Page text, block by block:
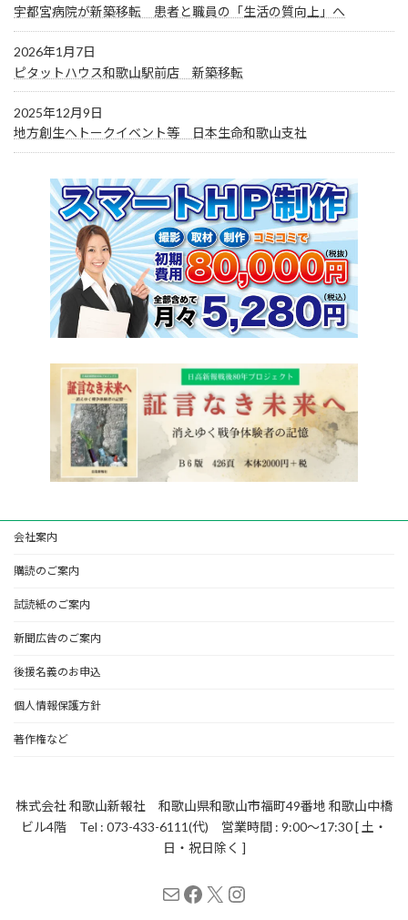
宇都宮病院が新築移転 患者と職員の「生活の質向上」へ
2026年1月7日
ピタットハウス和歌山駅前店 新築移転
2025年12月9日
地方創生へトークイベント等 日本生命和歌山支社
会社案内
購読のご案内
試読紙のご案内
新聞広告のご案内
後援名義のお申込
個人情報保護方針
著作権など
株式会社 和歌山新報社 和歌山県和歌山市福町49番地 和歌山中橋
ビル4階 Tel : 073-433-6111(代) 営業時間 : 9:00～17:30 [ 土・
日・祝日除く ]
メールFacebook
X Instagram